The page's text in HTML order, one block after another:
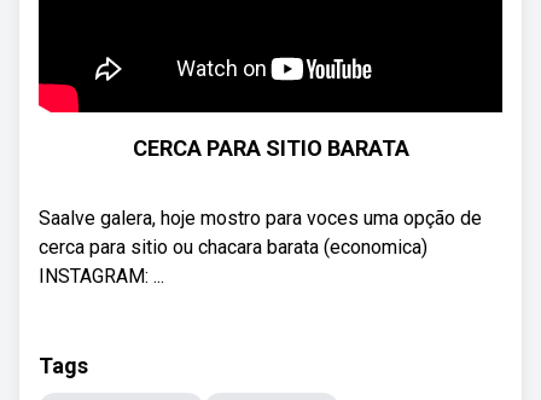
CERCA PARA SITIO BARATA
Saalve galera, hoje mostro para voces uma opção de
cerca para sitio ou chacara barata (economica)
INSTAGRAM: ...
Tags